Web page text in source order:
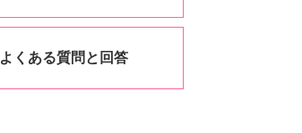
よくある質問と回答